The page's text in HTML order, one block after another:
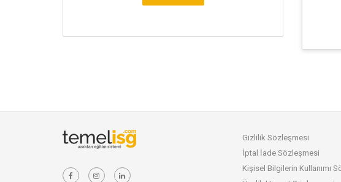
Gizlilik Sözleşmesi
İptal İade Sözleşmesi
Kişisel Bilgilerin Kullanımı